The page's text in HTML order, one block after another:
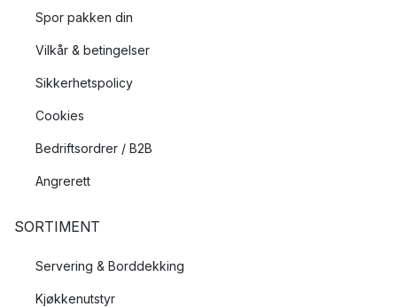
Spor pakken din
Vilkår & betingelser
Sikkerhetspolicy
Cookies
Bedriftsordrer / B2B
Angrerett
SORTIMENT
Servering & Borddekking
Kjøkkenutstyr